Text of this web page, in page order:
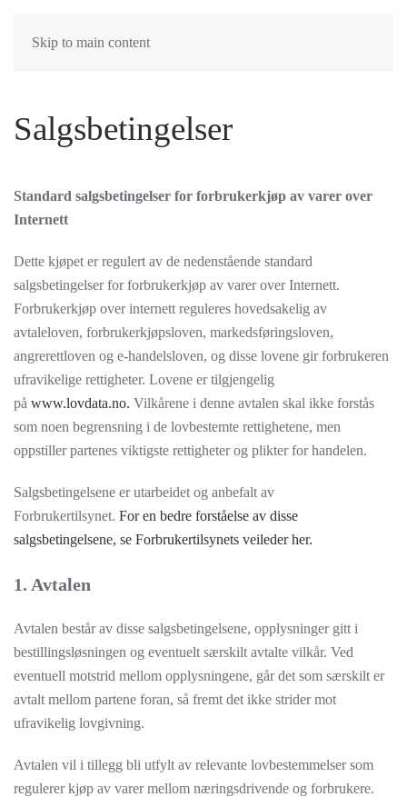
Skip to main content
Salgsbetingelser
Standard salgsbetingelser for forbrukerkjøp av varer over
Internett
Dette kjøpet er regulert av de nedenstående standard
salgsbetingelser for forbrukerkjøp av varer over Internett.
Forbrukerkjøp over internett reguleres hovedsakelig av
avtaleloven, forbrukerkjøpsloven, markedsføringsloven,
angrerettloven og e-handelsloven, og disse lovene gir forbrukeren
ufravikelige rettigheter. Lovene er tilgjengelig
på www.lovdata.no. Vilkårene i denne avtalen skal ikke forstås
som noen begrensning i de lovbestemte rettighetene, men
oppstiller partenes viktigste rettigheter og plikter for handelen.
Salgsbetingelsene er utarbeidet og anbefalt av
Forbrukertilsynet. For en bedre forståelse av disse
salgsbetingelsene, se Forbrukertilsynets veileder her.
1. Avtalen
Avtalen består av disse salgsbetingelsene, opplysninger gitt i
bestillingsløsningen og eventuelt særskilt avtalte vilkår. Ved
eventuell motstrid mellom opplysningene, går det som særskilt er
avtalt mellom partene foran, så fremt det ikke strider mot
ufravikelig lovgivning.
Avtalen vil i tillegg bli utfylt av relevante lovbestemmelser som
regulerer kjøp av varer mellom næringsdrivende og forbrukere.